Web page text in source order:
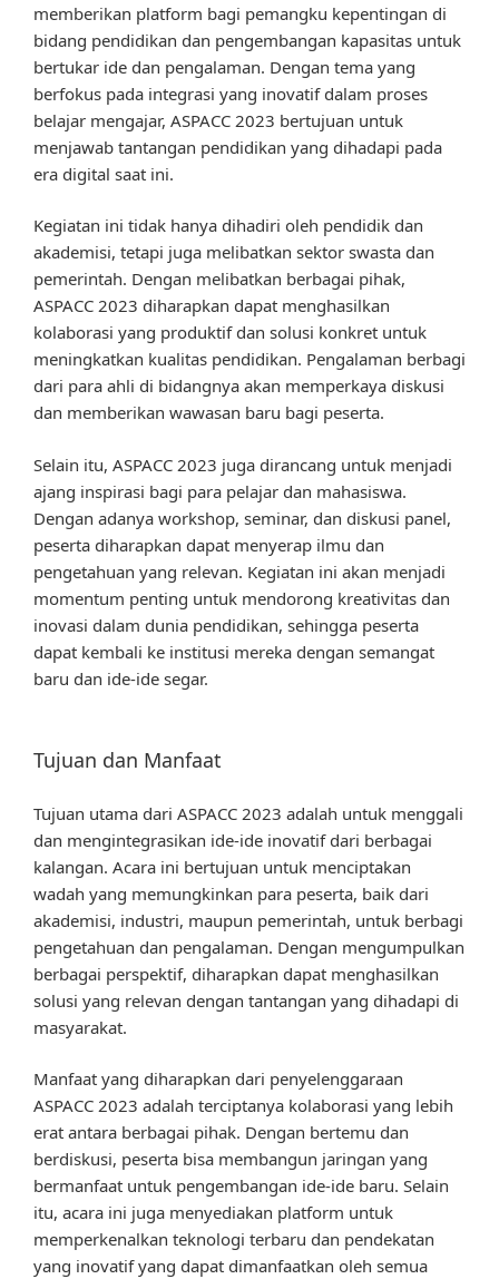
memberikan platform bagi pemangku kepentingan di
bidang pendidikan dan pengembangan kapasitas untuk
bertukar ide dan pengalaman. Dengan tema yang
berfokus pada integrasi yang inovatif dalam proses
belajar mengajar, ASPACC 2023 bertujuan untuk
menjawab tantangan pendidikan yang dihadapi pada
era digital saat ini.
Kegiatan ini tidak hanya dihadiri oleh pendidik dan
akademisi, tetapi juga melibatkan sektor swasta dan
pemerintah. Dengan melibatkan berbagai pihak,
ASPACC 2023 diharapkan dapat menghasilkan
kolaborasi yang produktif dan solusi konkret untuk
meningkatkan kualitas pendidikan. Pengalaman berbagi
dari para ahli di bidangnya akan memperkaya diskusi
dan memberikan wawasan baru bagi peserta.
Selain itu, ASPACC 2023 juga dirancang untuk menjadi
ajang inspirasi bagi para pelajar dan mahasiswa.
Dengan adanya workshop, seminar, dan diskusi panel,
peserta diharapkan dapat menyerap ilmu dan
pengetahuan yang relevan. Kegiatan ini akan menjadi
momentum penting untuk mendorong kreativitas dan
inovasi dalam dunia pendidikan, sehingga peserta
dapat kembali ke institusi mereka dengan semangat
baru dan ide-ide segar.
Tujuan dan Manfaat
Tujuan utama dari ASPACC 2023 adalah untuk menggali
dan mengintegrasikan ide-ide inovatif dari berbagai
kalangan. Acara ini bertujuan untuk menciptakan
wadah yang memungkinkan para peserta, baik dari
akademisi, industri, maupun pemerintah, untuk berbagi
pengetahuan dan pengalaman. Dengan mengumpulkan
berbagai perspektif, diharapkan dapat menghasilkan
solusi yang relevan dengan tantangan yang dihadapi di
masyarakat.
Manfaat yang diharapkan dari penyelenggaraan
ASPACC 2023 adalah terciptanya kolaborasi yang lebih
erat antara berbagai pihak. Dengan bertemu dan
berdiskusi, peserta bisa membangun jaringan yang
bermanfaat untuk pengembangan ide-ide baru. Selain
itu, acara ini juga menyediakan platform untuk
memperkenalkan teknologi terbaru dan pendekatan
yang inovatif yang dapat dimanfaatkan oleh semua